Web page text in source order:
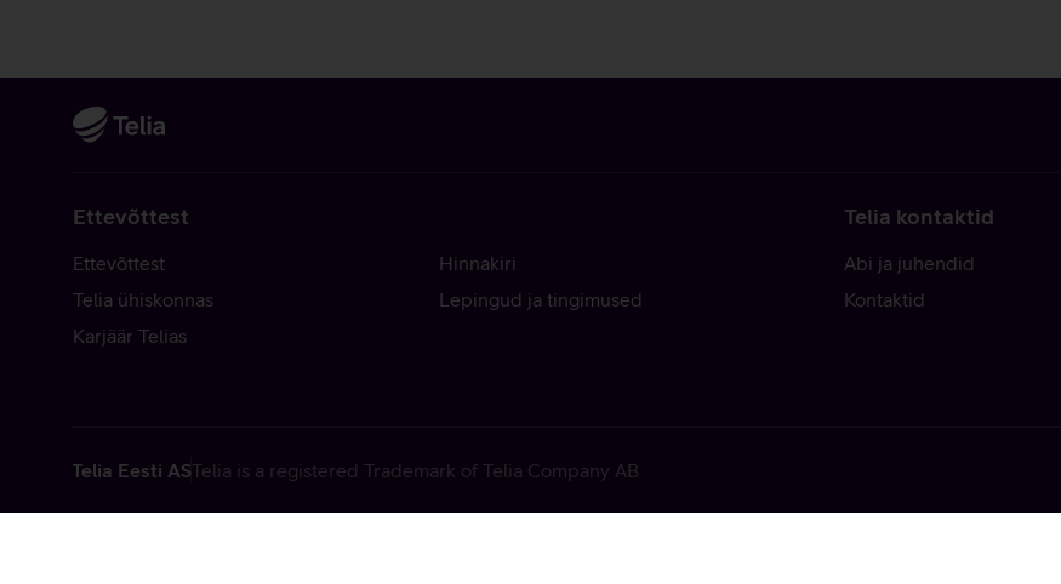
Ettevõttest
Ettevõttest
Telia ühiskonnas
Karjäär Telias
Hinnakiri
Lepingud ja tingimused
Telia kontaktid
Abi ja juhendid
Kontaktid
Telia Eesti ASTelia is a registered Trademark of Telia Company AB